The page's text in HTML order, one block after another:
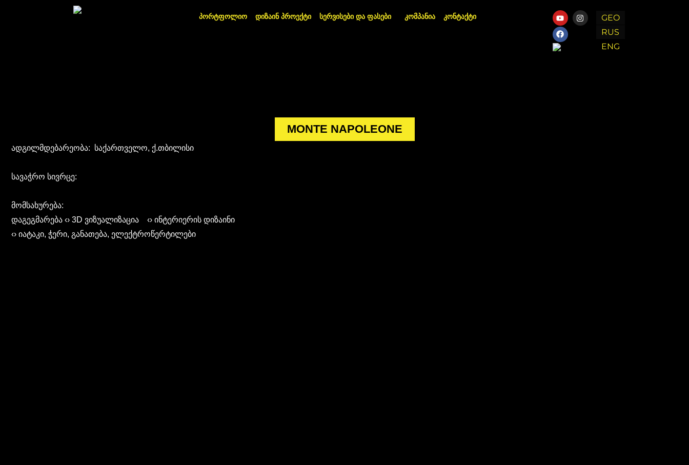
პორტფოლიო დიზაინ პროექტი სერვისები და ფასები კომპანია კონტაქტი
GEO
RUS
ENG
MONTE NAPOLEONE
ადგილმდებარეობა: საქართველო, ქ.თბილისი
სავაჭრო სივრცე:
მომსახურება:
დაგეგმარება ‹› 3D ვიზუალიზაცია ‹› ინტერიერის დიზაინი
‹› იატაკი, ჭერი, განათება, ელექტროწერტილები